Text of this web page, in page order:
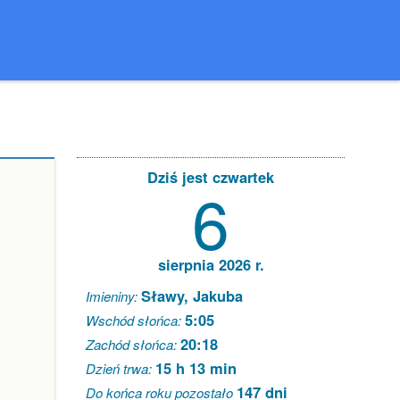
Dziś jest czwartek
6
sierpnia 2026 r.
Imieniny:Sławy, Jakuba
Wschód słońca:5:05
Zachód słońca:20:18
Dzień trwa: 15 h 13 min
Do końca roku pozostało 147 dni